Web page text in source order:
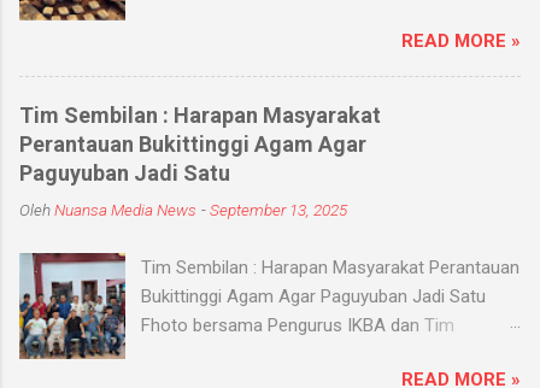
yang hingga saat ini masih ada dan berkembang
di masyarakat. Menurut Kamus Besar Bahasa
Indonesia (KBBI) santet berarti sihir, menyihir.
Ilmu Santet merupakan aliran ilmu hitam yang
digunakan untuk mengendalikan alam seperti
supranatural dari paranormal. Biasanya, santet
membahayakan orang lain. Banyak medium
yang digunakan oleh paranormal untuk
menyantet seseorang, diantaranya boneka,
READ MORE »
Tim Sembilan : Harapan Masyarakat
Perantauan Bukittinggi Agam Agar
Paguyuban Jadi Satu
OlehNuansa Media News -September 13, 2025
Tim Sembilan : Harapan Masyarakat Perantauan
Bukittinggi Agam Agar Paguyuban Jadi Satu
Fhoto bersama Pengurus IKBA dan Tim
Menjalin silaturahmi dengan sebuah organisasi
READ MORE »